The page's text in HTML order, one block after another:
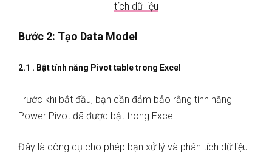
tích dữ liệu
Bước 2: Tạo Data Model
2.1 . Bật tính năng Pivot table trong Excel
Trước khi bắt đầu, bạn cần đảm bảo rằng tính năng
Power Pivot đã được bật trong Excel.
Đây là công cụ cho phép bạn xử lý và phân tích dữ liệu